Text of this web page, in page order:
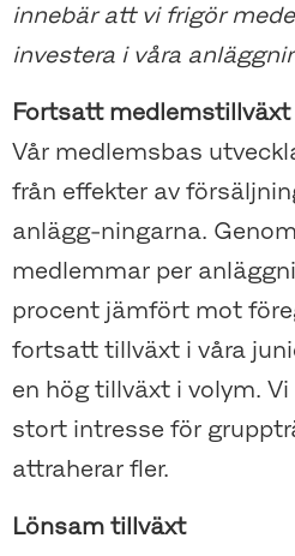
innebär att vi frigör
investera i våra
Fortsatt medlemstillväxt
Vår medlemsbas
från effekter av
anlägg-ningarna.
medlemmar per
procent jämfört mot
fortsatt tillväxt i våra
en hög tillväxt i volym.
stort intresse för
attraherar fler.
Lönsam tillväxt